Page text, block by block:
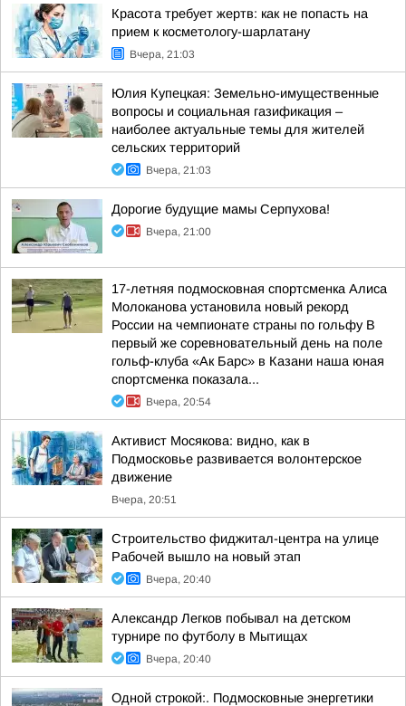
Красота требует жертв: как не попасть на
прием к косметологу-шарлатану
Вчера, 21:03
Юлия Купецкая: Земельно-имущественные
вопросы и социальная газификация –
наиболее актуальные темы для жителей
сельских территорий
Вчера, 21:03
Дорогие будущие мамы Серпухова!
Вчера, 21:00
17-летняя подмосковная спортсменка Алиса
Молоканова установила новый рекорд
России на чемпионате страны по гольфу В
первый же соревновательный день на поле
гольф-клуба «Ак Барс» в Казани наша юная
спортсменка показала...
Вчера, 20:54
Активист Мосякова: видно, как в
Подмосковье развивается волонтерское
движение
Вчера, 20:51
Строительство фиджитал-центра на улице
Рабочей вышло на новый этап
Вчера, 20:40
Александр Легков побывал на детском
турнире по футболу в Мытищах
Вчера, 20:40
Одной строкой:. Подмосковные энергетики